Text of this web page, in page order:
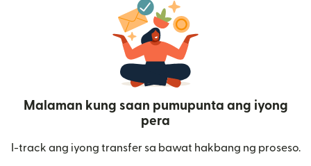
Malaman kung saan pumupunta ang iyong
pera
I-track ang iyong transfer sa bawat hakbang ng proseso.